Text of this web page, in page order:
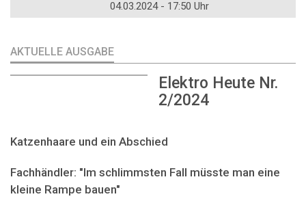
04.03.2024 - 17:50 Uhr
AKTUELLE AUSGABE
Elektro Heute Nr.
2/2024
Katzenhaare und ein Abschied
Fachhändler: "Im schlimmsten Fall müsste man eine
kleine Rampe bauen"